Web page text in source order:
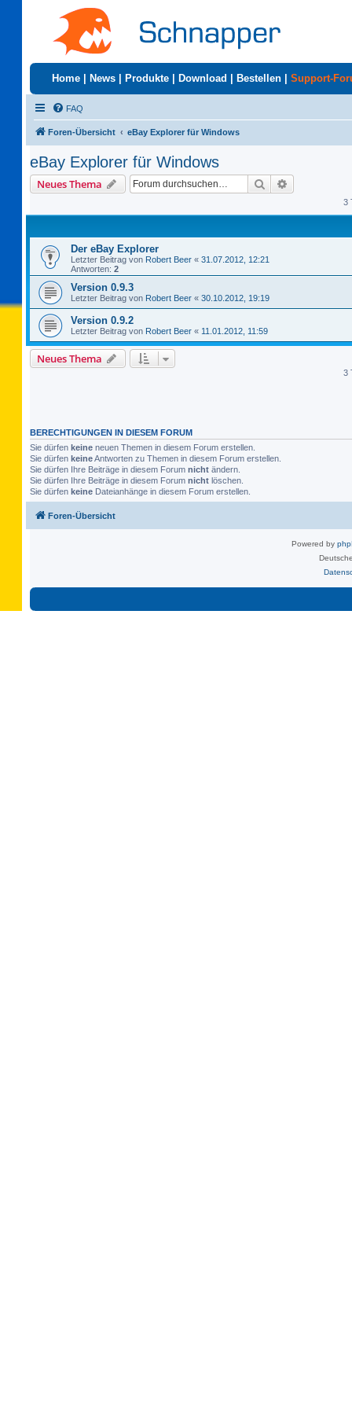
Home News Produkte Download Bestellen Support-
FAQ
Foren-Übersicht eBay Explorer für Windows
eBay Explorer für Windows
Neues Thema Suche
3
Der eBay Explorer
Letzter Beitrag von Robert Beer « 31.07.2012, 12:21
Antworten: 2
Version 0.9.3
Letzter Beitrag von Robert Beer « 30.10.2012, 19:19
Version 0.9.2
Letzter Beitrag von Robert Beer « 11.01.2012, 11:59
Neues Thema
3
BERECHTIGUNGEN IN DIESEM FORUM
Sie dürfen keine neuen Themen in diesem Forum erstellen.
Sie dürfen keineAntworten zu Themen in diesem Forum erstellen.
Sie dürfen Ihre Beiträge in diesem Forum nicht ändern.
Sie dürfen Ihre Beiträge in diesem Forum nicht löschen.
Sie dürfen keine Dateianhänge in diesem Forum erstellen.
Foren-Übersicht
Powered by